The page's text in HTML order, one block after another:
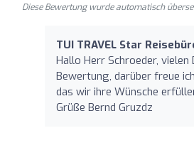
Diese Bewertung wurde automatisch
TUI TRAVEL Star
Hallo Herr Schroeder,
Bewertung, darüber freue
das wir ihre Wünsche
Grüße Bernd Gruzdz